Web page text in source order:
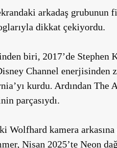
arkadaş
dikkat çekiyordu.
biri, 2017’de Stephen
Channel enerjisinden
kurdu. Ardından
parçasıydı.
Wolfhard kamera
, Nisan 2025’te Neon